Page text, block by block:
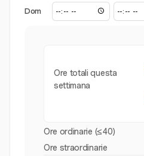
Dom
Ore totali questa
settimana
Ore ordinarie (≤40)
Ore straordinarie